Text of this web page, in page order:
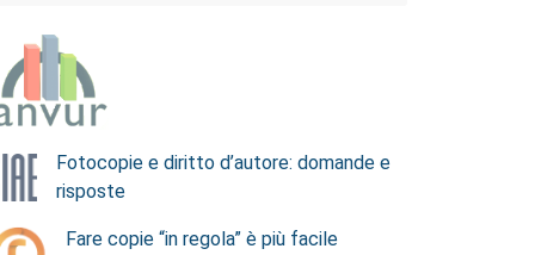
Fotocopie e diritto d’autore: domande e
risposte
Fare copie “in regola” è più facile